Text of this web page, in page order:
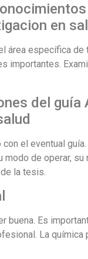
en
área específica
importantes.
del
el eventual
de operar,
la tesis.
buena. Es
La